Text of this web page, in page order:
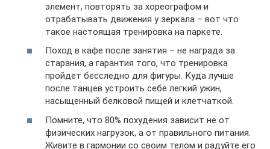
элемент, повторять за хореографом и
отрабатывать движения у зеркала – вот что
такое настоящая тренировка на паркете.
Поход в кафе после занятия – не награда за
старания, а гарантия того, что тренировка
пройдет бесследно для фигуры. Куда лучше
после танцев устроить себе легкий ужин,
насыщенный белковой пищей и клетчаткой.
Помните, что 80% похудения зависит не от
физических нагрузок, а от правильного питания.
Живите в гармонии со своим телом и радуйте его